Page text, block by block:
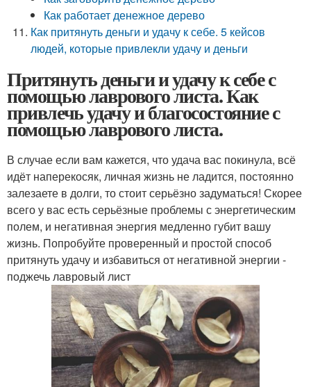
Как работает денежное дерево
Как притянуть деньги и удачу к себе. 5 кейсов
людей, которые привлекли удачу и деньги
Притянуть деньги и удачу к себе с
помощью лаврового листа. Как
привлечь удачу и благосостояние с
помощью лаврового листа.
В случае если вам кажется, что удача вас покинула, всё
идёт наперекосяк, личная жизнь не ладится, постоянно
залезаете в долги, то стоит серьёзно задуматься! Скорее
всего у вас есть серьёзные проблемы с энергетическим
полем, и негативная энергия медленно губит вашу
жизнь. Попробуйте проверенный и простой способ
притянуть удачу и избавиться от негативной энергии -
поджечь лавровый лист